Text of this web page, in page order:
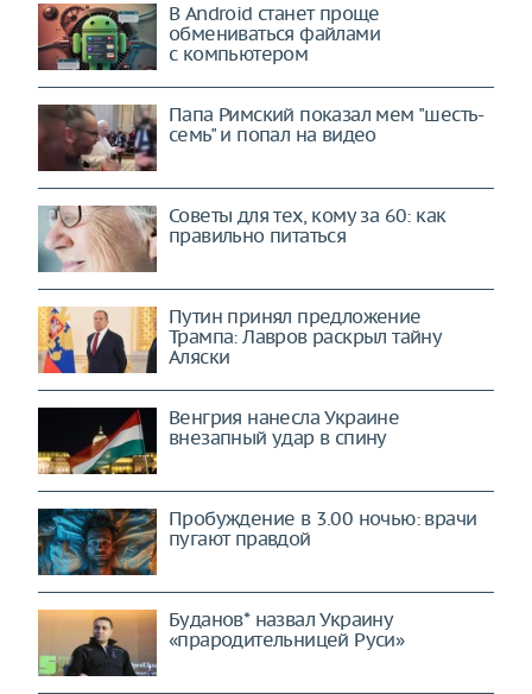
В Android станет проще
обмениваться файлами
с компьютером
Папа Римский показал мем "шесть-
семь" и попал на видео
Советы для тех, кому за 60: как
правильно питаться
Путин принял предложение
Трампа: Лавров раскрыл тайну
Аляски
Венгрия нанесла Украине
внезапный удар в спину
Пробуждение в 3.00 ночью: врачи
пугают правдой
Буданов* назвал Украину
«прародительницей Руси»